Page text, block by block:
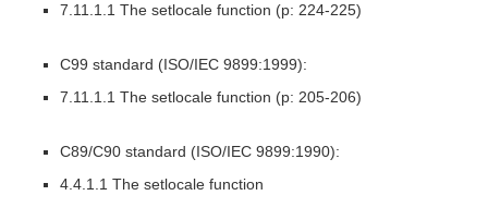
7.11.1.1 The setlocale function (p: 224-225)
C99 standard (ISO/IEC 9899:1999):
7.11.1.1 The setlocale function (p: 205-206)
C89/C90 standard (ISO/IEC 9899:1990):
4.4.1.1 The setlocale function